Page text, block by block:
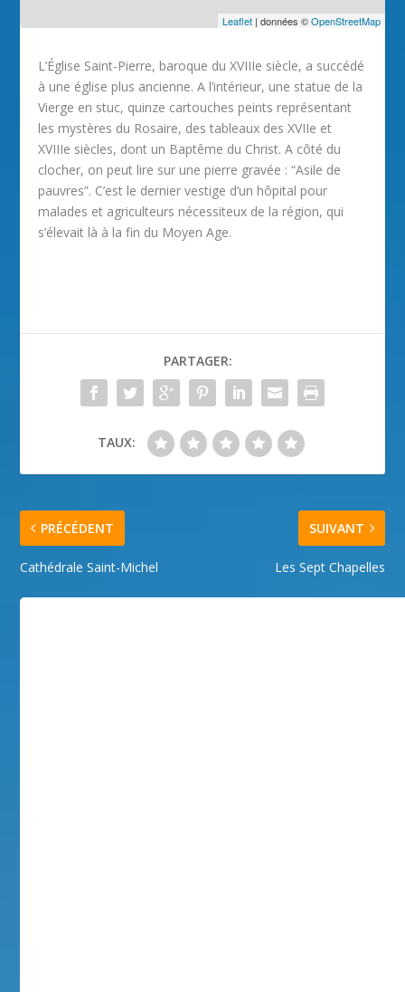
Leaflet| données ©OpenStreetMap
L’Église Saint-Pierre, baroque du XVIIIe siècle, a succédé
à une église plus ancienne. A l’intérieur, une statue de la
Vierge en stuc, quinze cartouches peints représentant
les mystères du Rosaire, des tableaux des XVIIe et
XVIIIe siècles, dont un Baptême du Christ. A côté du
clocher, on peut lire sur une pierre gravée : “Asile de
pauvres”. C’est le dernier vestige d’un hôpital pour
malades et agriculteurs nécessiteux de la région, qui
s’élevait là à la fin du Moyen Age.
PARTAGER:
TAUX:
PRÉCÉDENT
Cathédrale Saint-Michel
SUIVANT
Les Sept Chapelles